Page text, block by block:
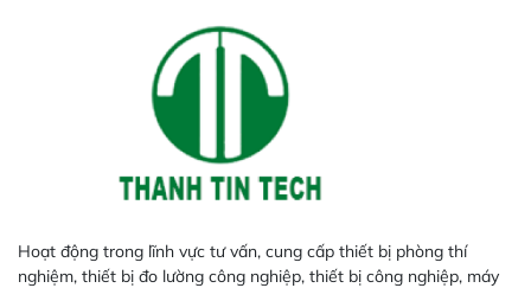
Hoạt động trong lĩnh vực tư vấn, cung cấp thiết bị phòng thí
nghiệm, thiết bị đo lường công nghiệp, thiết bị công nghiệp, máy